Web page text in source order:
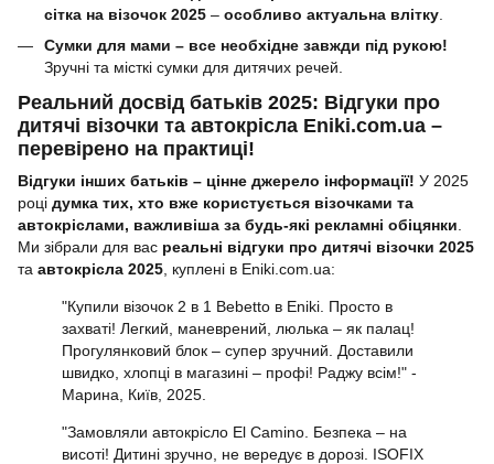
сітка на візочок 2025 – особливо актуальна влітку
Сумки для мами – все необхідне завжди під рукою!
Зручні та місткі сумки для дитячих речей.
Реальний досвід батьків 2025: Відгуки про
дитячі візочки та автокрісла Eniki.com.ua –
перевірено на практиці!
Відгуки інших батьків – цінне джерело інформації! У 2025
році думка тих, хто вже користується візочками та
автокріслами, важливіша за будь-які рекламні обіцянки
Ми зібрали для вас реальні відгуки про дитячі візочки 2025
та автокрісла 2025 , куплені в Eniki.com.ua:
"Купили візочок 2 в 1 Bebetto в Eniki. Просто в
захваті! Легкий, маневрений, люлька – як палац!
Прогулянковий блок – супер зручний. Доставили
швидко, хлопці в магазині – профі! Раджу всім!" -
Марина, Київ, 2025.
"Замовляли автокрісло El Camino. Безпека – на
висоті! Дитині зручно, не вередує в дорозі. ISOFIX